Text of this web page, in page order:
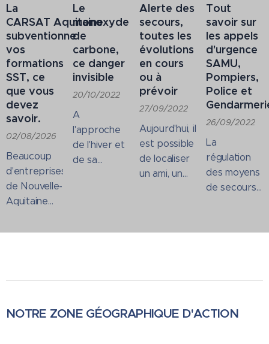
La
CARSAT Aquitaine
subventionne
vos
formations
SST, ce
que vous
devez
savoir.
02/08/2026
Beaucoup
d'entreprises
de Nouvelle-
Aquitaine
existe
CARSAT
Le
monoxyde
de
carbone,
ce danger
invisible
20/10/2022
A
l'approche
de l'hiver et
de sa
appareils de
cheminée),
du contexte
Alerte des
secours,
toutes les
évolutions
en cours
ou à
prévoir
27/09/2022
Aujourd'hui, il
est possible
de localiser
un ami, un
inconnu sur
de
Nous
Tout
savoir sur
les appels
d'urgence
SAMU,
Pompiers,
Police et
26/09/2022
La
régulation
des moyens
de secours
effectuée
régulation
NOTRE ZONE GÉOGRAPHIQUE D'ACTION